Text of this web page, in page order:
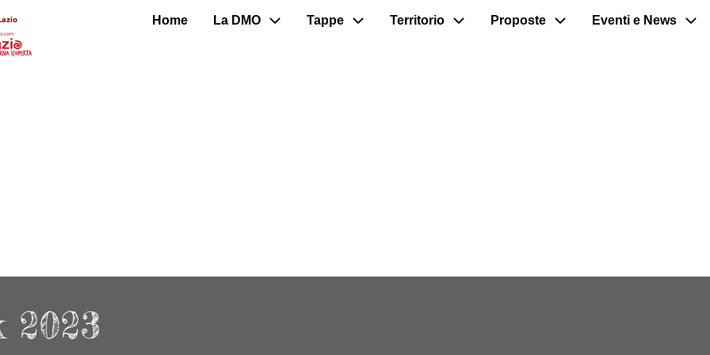
Home La DMO Tappe Territorio Proposte Eventi e News